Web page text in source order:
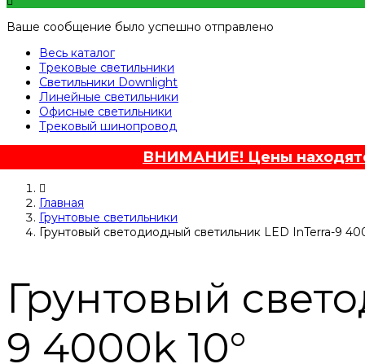
Ваше сообщение было успешно отправлено
Весь каталог
Трековые светильники
Светильники Downlight
Линейные светильники
Офисные светильники
Трековый шинопровод
ВНИМАНИЕ! Цены
Главная
Грунтовые светильники
Грунтовый светодиодный светильник LED InTerra-9
Грунтовый
9 4000k 10°